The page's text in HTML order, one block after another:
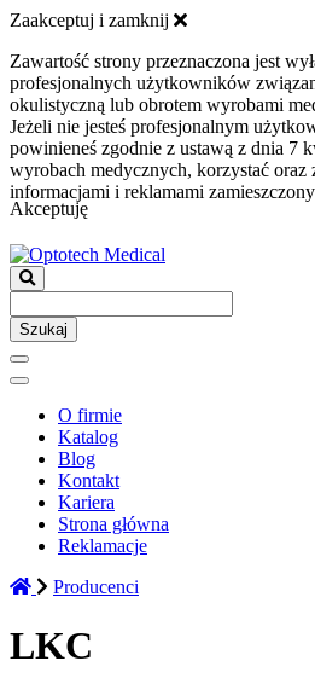
Zaakceptuj i zamknij
Zawartość strony przeznaczona jest
profesjonalnych użytkowników
okulistyczną lub obrotem wyrobami
Jeżeli nie jesteś profesjonalnym
powinieneś zgodnie z ustawą z dnia 7
wyrobach medycznych, korzystać oraz
informacjami i reklamami
Akceptuję
Szukaj
O firmie
Katalog
Blog
Kontakt
Kariera
Strona główna
Reklamacje
Producenci
LKC